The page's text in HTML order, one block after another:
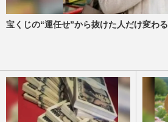
宝くじの“運任せ”から抜けた人だけ変わる